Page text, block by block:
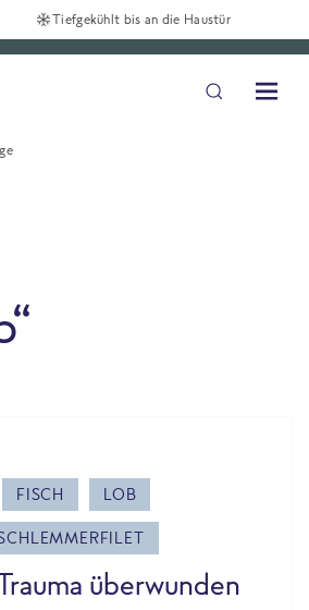
bis an die Haustür
FISCH LOB
überwunden